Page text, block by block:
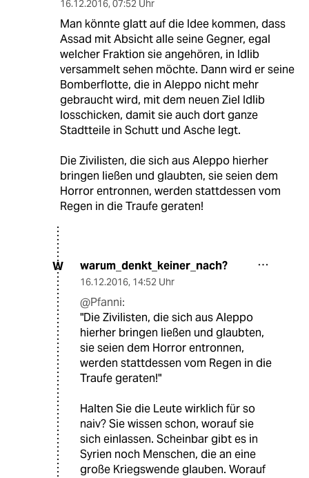
16.12.2016, 07:52 Uhr
Man könnte glatt auf die Idee kommen, dass
Assad mit Absicht alle seine Gegner, egal
welcher Fraktion sie angehören, in Idlib
versammelt sehen möchte. Dann wird er seine
Bomberflotte, die in Aleppo nicht mehr
gebraucht wird, mit dem neuen Ziel Idlib
losschicken, damit sie auch dort ganze
Stadtteile in Schutt und Asche legt.
Die Zivilisten, die sich aus Aleppo hierher
bringen ließen und glaubten, sie seien dem
Horror entronnen, werden stattdessen vom
Regen in die Traufe geraten!
W warum_denkt_keiner_nach?
16.12.2016, 14:52 Uhr
@Pfanni:
"Die Zivilisten, die sich aus Aleppo
hierher bringen ließen und glaubten,
sie seien dem Horror entronnen,
werden stattdessen vom Regen in die
Traufe geraten!"
Halten Sie die Leute wirklich für so
naiv? Sie wissen schon, worauf sie
sich einlassen. Scheinbar gibt es in
Syrien noch Menschen, die an eine
große Kriegswende glauben. Worauf